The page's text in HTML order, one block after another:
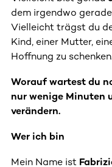
dem irgendwo
Vielleicht trägst du
Kind, einer Mutter,
Hoffnung zu schenken.
Worauf wartest du
nur wenige Minuten
verändern.
Wer ich bin
Mein Name ist